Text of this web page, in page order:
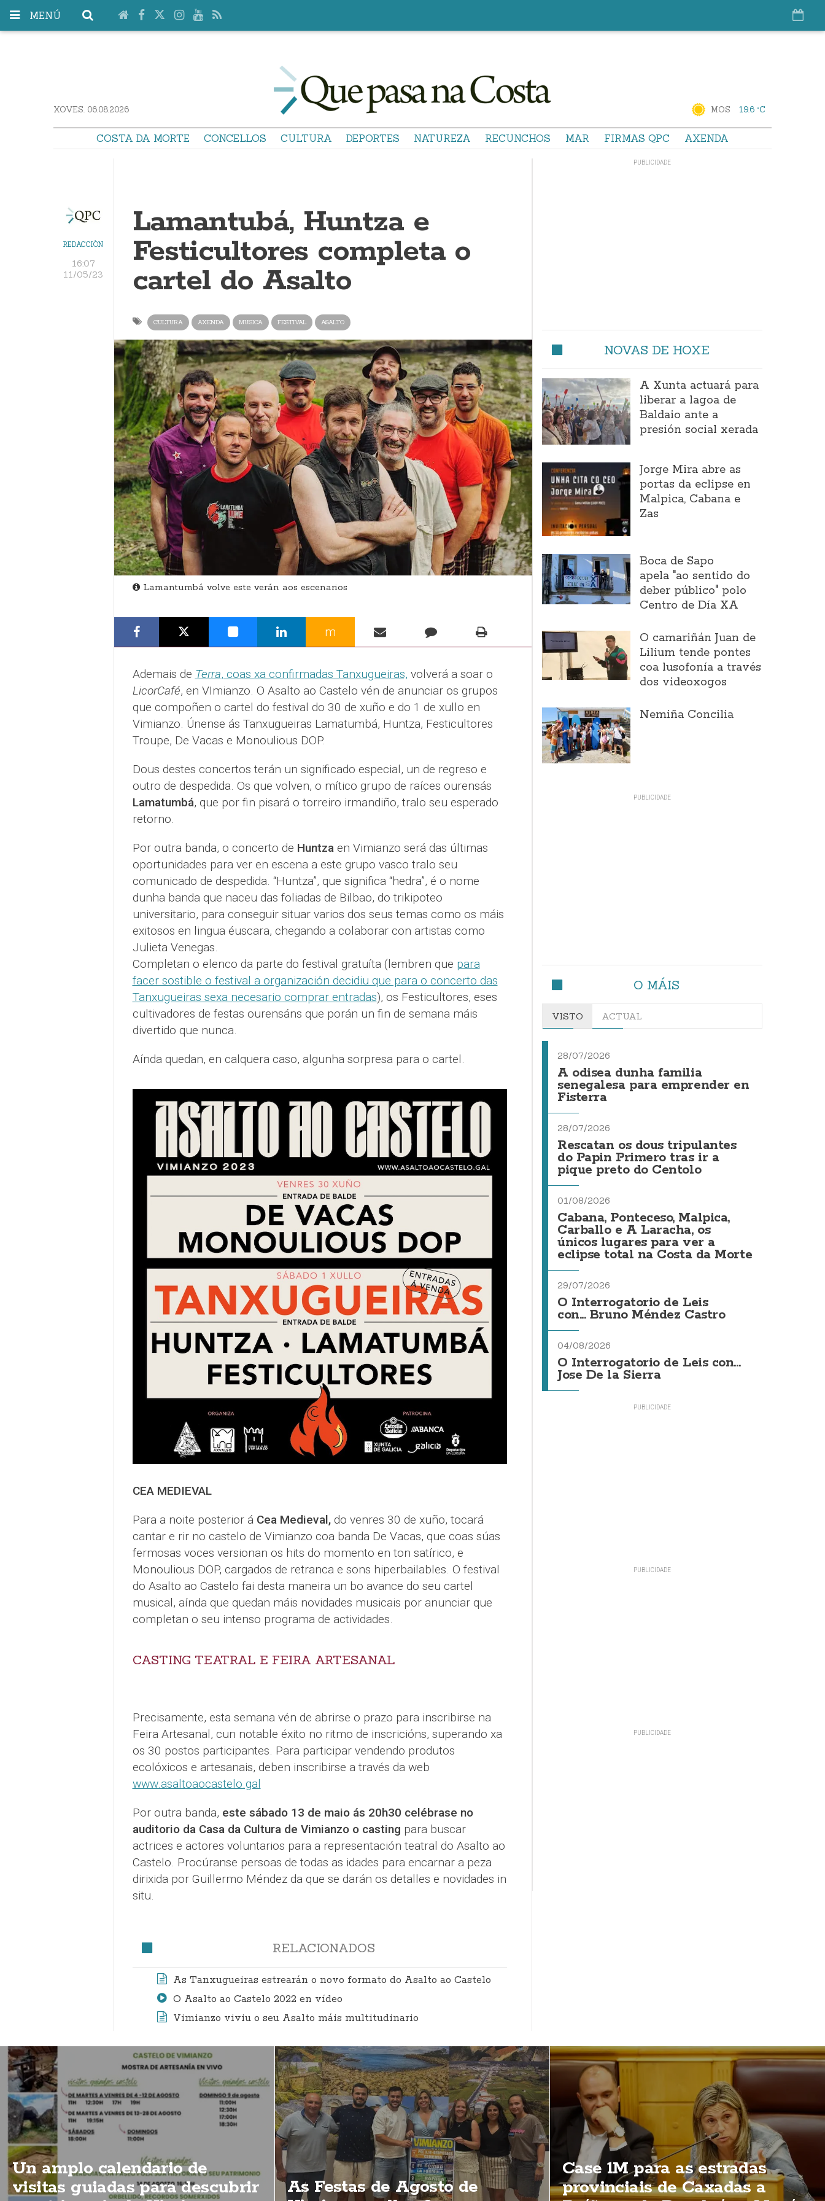
MENÚ
XOVES. 06.08.2026 MOS 19.6 °C
COSTA DA MORTE CONCELLOS CULTURA DEPORTES NATUREZA RECUNCHOS MAR FIRMAS QPC AXENDA
REDACCIÓN
16:07
11/05/23
Lamantubá, Huntza e
Festicultores completa o
cartel do Asalto
CULTURA AXENDA MUSICA FESTIVAL ASALTO
Lamantumbá volve este verán aos escenarios
m
Ademais de Terra, coas xa confirmadas Tanxugueiras, volverá a soar o
LicorCafé, en VImianzo. O Asalto ao Castelo vén de anunciar os grupos
que compoñen o cartel do festival do 30 de xuño e do 1 de xullo en
Vimianzo. Únense ás Tanxugueiras Lamatumbá, Huntza, Festicultores
Troupe, De Vacas e Monoulious DOP.
Dous destes concertos terán un significado especial, un de regreso e
outro de despedida. Os que volven, o mítico grupo de raíces ourensás
Lamatumbá, que por fin pisará o torreiro irmandiño, tralo seu esperado
retorno.
Por outra banda, o concerto de Huntzaen Vimianzo será das últimas
oportunidades para ver en escena a este grupo vasco tralo seu
comunicado de despedida. “Huntza”, que significa “hedra”, é o nome
dunha banda que naceu das foliadas de Bilbao, do trikipoteo
universitario, para conseguir situar varios dos seus temas como os máis
exitosos en lingua éuscara, chegando a colaborar con artistas como
Julieta Venegas.
Completan o elenco da parte do festival gratuíta (lembren que para
facer sostible o festival a organización decidiu que para o concerto das
Tanxugueiras sexa necesario comprar entradas), os Festicultores, eses
cultivadores de festas ourensáns que porán un fin de semana máis
divertido que nunca.
Aínda quedan, en calquera caso, algunha sorpresa para o cartel.
CEA MEDIEVAL
Para a noite posterior á Cea Medieval, do venres 30 de xuño, tocará
cantar e rir no castelo de Vimianzo coa banda De Vacas, que coas súas
fermosas voces versionan os hits do momento en ton satírico, e
Monoulious DOP, cargados de retranca e sons hiperbailables. O festival
do Asalto ao Castelo fai desta maneira un bo avance do seu cartel
musical, aínda que quedan máis novidades musicais por anunciar que
completan o seu intenso programa de actividades.
CASTING TEATRAL E FEIRA ARTESANAL
Precisamente, esta semana vén de abrirse o prazo para inscribirse na
Feira Artesanal, cun notable éxito no ritmo de inscricións, superando xa
os 30 postos participantes. Para participar vendendo produtos
ecolóxicos e artesanais, deben inscribirse a través da web
www.asaltoaocastelo.gal
Por outra banda, este sábado 13 de maio ás 20h30 celébrase no
auditorio da Casa da Cultura de Vimianzo o casting para buscar
actrices e actores voluntarios para a representación teatral do Asalto ao
Castelo. Procúranse persoas de todas as idades para encarnar a peza
dirixida por Guillermo Méndez da que se darán os detalles e novidades in
situ.
RELACIONADOS
As Tanxugueiras estrearán o novo formato do Asalto ao Castelo
O Asalto ao Castelo 2022 en vídeo
Vimianzo viviu o seu Asalto máis multitudinario
NOVAS DE HOXE
A Xunta actuará para
liberar a lagoa de
Baldaio ante a
presión social xerada
Jorge Mira abre as
portas da eclipse en
Malpica, Cabana e
Zas
Boca de Sapo
apela "ao sentido do
deber público" polo
Centro de Día XA
O camariñán Juan de
Lilium tende pontes
coa lusofonía a través
dos videoxogos
Nemiña Concilia
O MÁIS
VISTO ACTUAL
28/07/2026
A odisea dunha familia
senegalesa para emprender en
Fisterra
28/07/2026
Rescatan os dous tripulantes
do Papin Primero tras ir a
pique preto do Centolo
01/08/2026
Cabana, Ponteceso, Malpica,
Carballo e A Laracha, os
únicos lugares para ver a
eclipse total na Costa da Morte
29/07/2026
O Interrogatorio de Leis
con... Bruno Méndez Castro
04/08/2026
O Interrogatorio de Leis con...
Jose De la Sierra
Un amplo calendario de
visitas guiadas para descubrir
As Festas de Agosto de
Case 1M para as estradas
provinciais de Caxadas a